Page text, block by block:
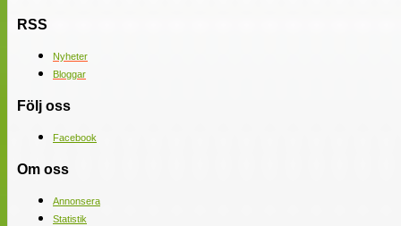
RSS
Nyheter
Bloggar
Följ oss
Facebook
Om oss
Annonsera
Statistik